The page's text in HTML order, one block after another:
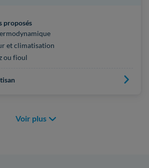
proposés
et climatisation
ou fioul
Voir plus